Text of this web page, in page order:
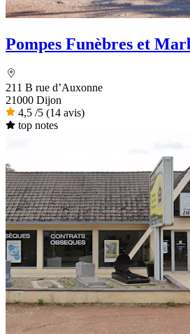
Pompes Funèbres et
211 B rue d’Auxonne
21000 Dijon
4,5 /5 (14 avis)
top notes